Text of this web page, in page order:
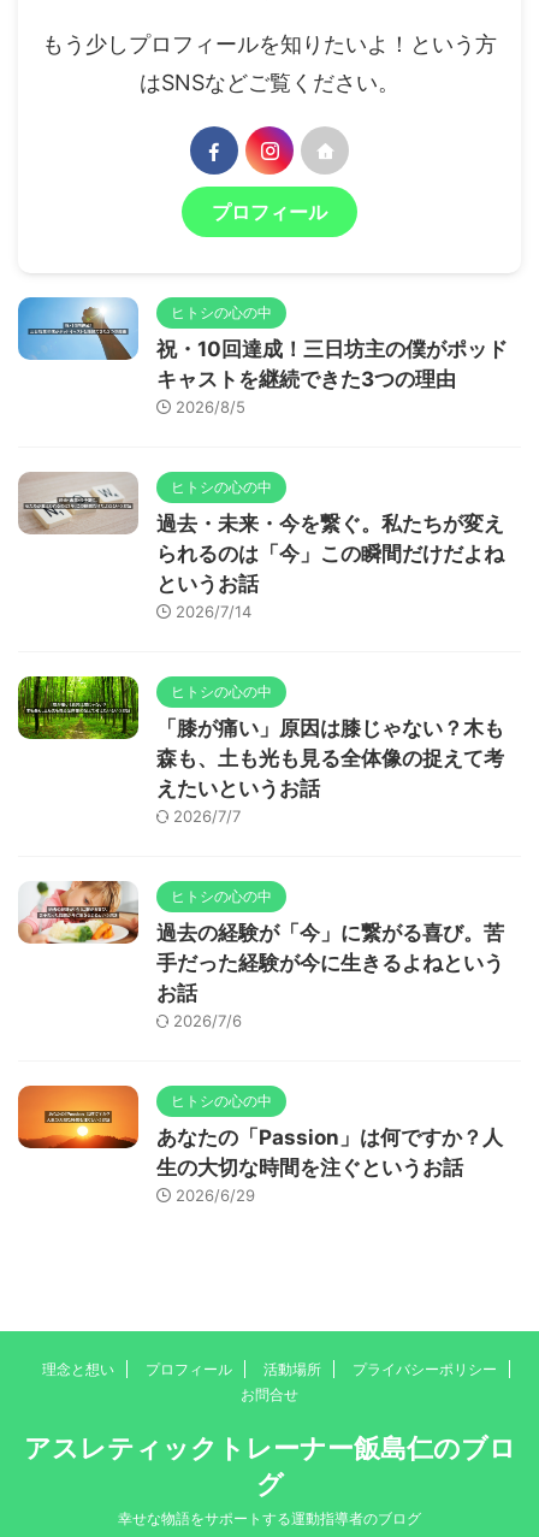
もう少しプロフィールを知りたいよ！という方
はSNSなどご覧ください。
プロフィール
ヒトシの心の中
祝・10回達成！三日坊主の僕がポッド
キャストを継続できた3つの理由
2026/8/5
ヒトシの心の中
過去・未来・今を繋ぐ。私たちが変え
られるのは「今」この瞬間だけだよね
というお話
2026/7/14
ヒトシの心の中
「膝が痛い」原因は膝じゃない？木も
森も、土も光も見る全体像の捉えて考
えたいというお話
2026/7/7
ヒトシの心の中
過去の経験が「今」に繋がる喜び。苦
手だった経験が今に生きるよねという
お話
2026/7/6
ヒトシの心の中
あなたの「Passion」は何ですか？人
生の大切な時間を注ぐというお話
2026/6/29
理念と想い プロフィール 活動場所
プライバシーポリシー
お問合せ
アスレティックトレーナー飯島仁のブロ
グ
幸せな物語をサポートする運動指導者のブログ